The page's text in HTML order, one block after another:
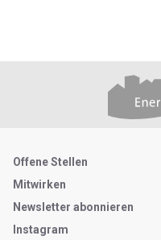
Metanavigation
Offene Stellen
Mitwirken
Newsletter abonnieren
Instagram